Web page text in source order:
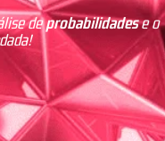
deprobabilidadese o